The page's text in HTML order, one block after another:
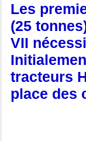
Les
(25
VII
tracteurs
place des